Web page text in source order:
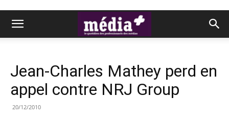
Jean-Charles Mathey perd en
appel contre NRJ Group
20/12/2010